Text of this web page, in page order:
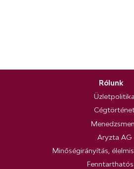
Rólunk
Üzletpolitika
Aryzta AG
Minőségirányítás,